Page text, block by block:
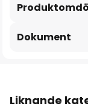
Dokument
Liknande